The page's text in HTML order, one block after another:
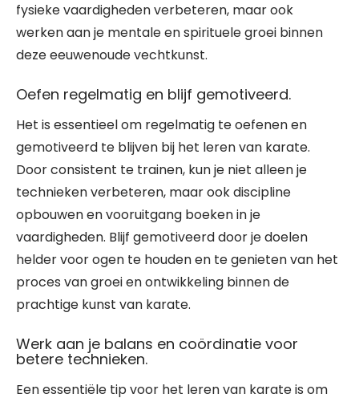
fysieke vaardigheden verbeteren, maar ook
werken aan je mentale en spirituele groei binnen
deze eeuwenoude vechtkunst.
Oefen regelmatig en blijf gemotiveerd.
Het is essentieel om regelmatig te oefenen en
gemotiveerd te blijven bij het leren van karate.
Door consistent te trainen, kun je niet alleen je
technieken verbeteren, maar ook discipline
opbouwen en vooruitgang boeken in je
vaardigheden. Blijf gemotiveerd door je doelen
helder voor ogen te houden en te genieten van het
proces van groei en ontwikkeling binnen de
prachtige kunst van karate.
Werk aan je balans en coördinatie voor
betere technieken.
Een essentiële tip voor het leren van karate is om